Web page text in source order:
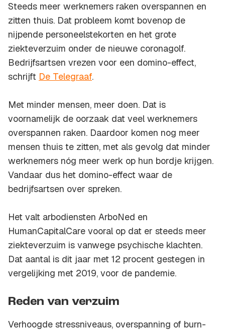
Steeds meer werknemers raken overspannen en
zitten thuis. Dat probleem komt bovenop de
nijpende personeelstekorten en het grote
ziekteverzuim onder de nieuwe coronagolf.
Bedrijfsartsen vrezen voor een domino-effect,
schrijft De Telegraaf.
Met minder mensen, meer doen. Dat is
voornamelijk de oorzaak dat veel werknemers
overspannen raken. Daardoor komen nog meer
mensen thuis te zitten, met als gevolg dat minder
werknemers nóg meer werk op hun bordje krijgen.
Vandaar dus het domino-effect waar de
bedrijfsartsen over spreken.
Het valt arbodiensten ArboNed en
HumanCapitalCare vooral op dat er steeds meer
ziekteverzuim is vanwege psychische klachten.
Dat aantal is dit jaar met 12 procent gestegen in
vergelijking met 2019, voor de pandemie.
Reden van verzuim
Verhoogde stressniveaus, overspanning of burn-